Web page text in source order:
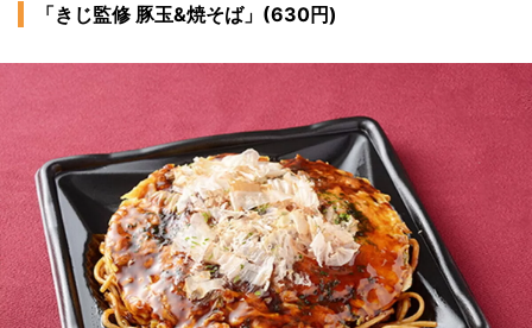
「きじ監修 豚玉&焼そば」(630円)